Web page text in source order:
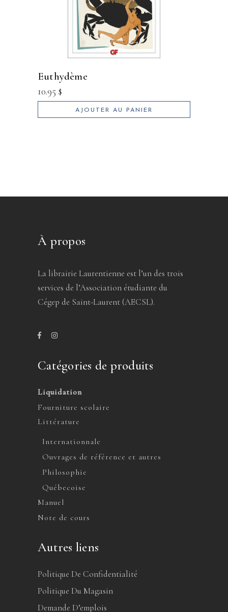
euthydème
10.95 $
AJOUTER AU PANIER
À propos
La librairie Laurentienne est l’un des trois
services de l’Association étudiante du
Cégep de Saint-Laurent (AECSL).
Catégories de produits
Liquidation
Fourniture scolaire
Littérature
Internationnale
Ouvrages de référence et autres
Philosophie
Québecoise
Manuel
Note de cours
Autres liens
Politique De Confidentialité
Politique Du Magasin
Demande D’emplois